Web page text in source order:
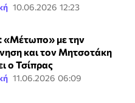
10.06.2026 12:23
με την
και τον Μητσοτάκη
ο Τσίπρας
11.06.2026 06:09